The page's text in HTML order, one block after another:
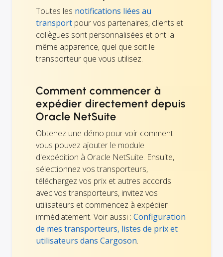
Toutes les notifications liées au
transport pour vos partenaires, clients et
collègues sont personnalisées et ont la
même apparence, quel que soit le
transporteur que vous utilisez.
Comment commencer à
expédier directement depuis
Oracle NetSuite
Obtenez une démo pour voir comment
vous pouvez ajouter le module
d'expédition à Oracle NetSuite. Ensuite,
sélectionnez vos transporteurs,
téléchargez vos prix et autres accords
avec vos transporteurs, invitez vos
utilisateurs et commencez à expédier
immédiatement. Voir aussi : Configuration
de mes transporteurs, listes de prix et
utilisateurs dans Cargoson.